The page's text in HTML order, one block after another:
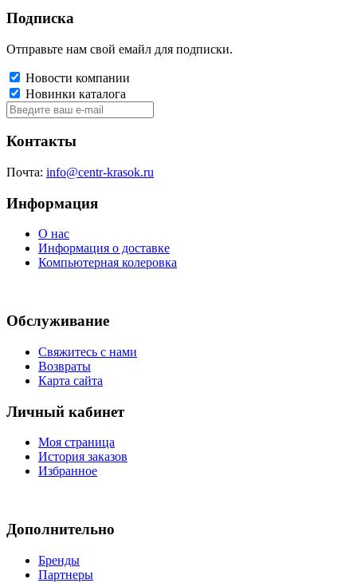
Подписка
Отправьте нам свой емайл для подписки.
Новости компании
Новинки каталога
Контакты
Почта: info@centr-krasok.ru
Информация
О нас
Информация о доставке
Компьютерная колеровка
Обслуживание
Свяжитесь с нами
Возвраты
Карта сайта
Личный кабинет
Моя страница
История заказов
Избранное
Дополнительно
Бренды
Партнеры